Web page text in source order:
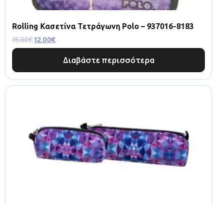
Rolling Κασετίνα Τετράγωνη Polo – 937016-8183
15.00€ 12.00€
Διαβάστε περισσότερα